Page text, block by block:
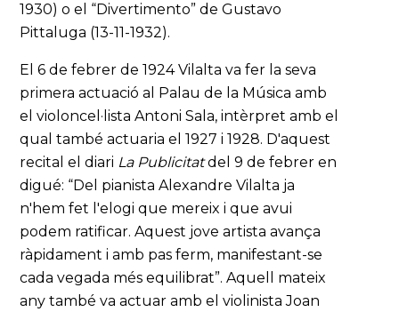
1930) o el “Divertimento” de Gustavo
Pittaluga (13-11-1932).
El 6 de febrer de 1924 Vilalta va fer la seva
primera actuació al Palau de la Música amb
el violoncel·lista Antoni Sala, intèrpret amb el
qual també actuaria el 1927 i 1928. D'aquest
recital el diari La Publicitatdel 9 de febrer en
digué: “Del pianista Alexandre Vilalta ja
n'hem fet l'elogi que mereix i que avui
podem ratificar. Aquest jove artista avança
ràpidament i amb pas ferm, manifestant-se
cada vegada més equilibrat”. Aquell mateix
any també va actuar amb el violinista Joan